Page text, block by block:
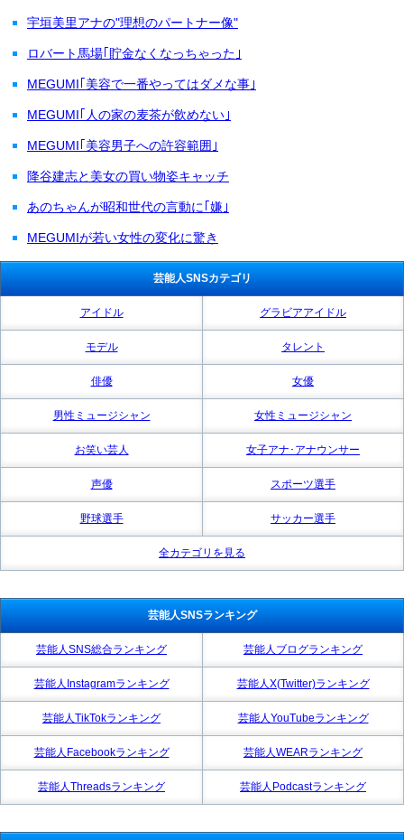
宇垣美里アナの"理想のパートナー像"
ロバート馬場｢貯金なくなっちゃった｣
MEGUMI｢美容で一番やってはダメな事｣
MEGUMI｢人の家の麦茶が飲めない｣
MEGUMI｢美容男子への許容範囲｣
降谷建志と美女の買い物姿キャッチ
あのちゃんが昭和世代の言動に｢嫌｣
MEGUMIが若い女性の変化に驚き
芸能人SNSカテゴリ
アイドル グラビアアイドル
モデル タレント
俳優 女優
男性ミュージシャン 女性ミュージシャン
お笑い芸人 女子アナ･アナウンサー
声優 スポーツ選手
野球選手 サッカー選手
全カテゴリを見る
芸能人SNSランキング
芸能人SNS総合ランキング 芸能人ブログランキング
芸能人Instagramランキング 芸能人X(Twitter)ランキング
芸能人TikTokランキング 芸能人YouTubeランキング
芸能人Facebookランキング 芸能人WEARランキング
芸能人Threadsランキング 芸能人Podcastランキング